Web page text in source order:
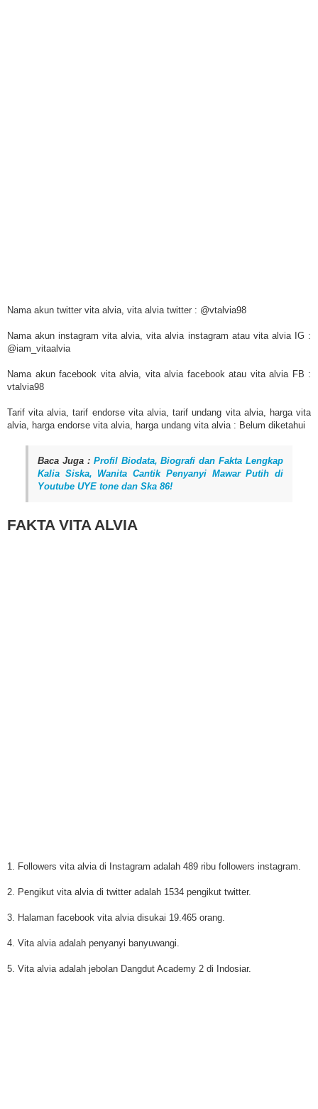
Nama akun twitter vita alvia, vita alvia twitter : @vtalvia98
Nama akun instagram vita alvia, vita alvia instagram atau vita alvia IG :
@iam_vitaalvia
Nama akun facebook vita alvia, vita alvia facebook atau vita alvia FB :
vtalvia98
Tarif vita alvia, tarif endorse vita alvia, tarif undang vita alvia, harga vita
alvia, harga endorse vita alvia, harga undang vita alvia : Belum diketahui
Baca Juga : Profil Biodata, Biografi dan Fakta Lengkap
Kalia Siska, Wanita Cantik Penyanyi Mawar Putih di
Youtube UYE tone dan Ska 86!
FAKTA VITA ALVIA
1. Followers vita alvia di Instagram adalah 489 ribu followers instagram.
2. Pengikut vita alvia di twitter adalah 1534 pengikut twitter.
3. Halaman facebook vita alvia disukai 19.465 orang.
4. Vita alvia adalah penyanyi banyuwangi.
5. Vita alvia adalah jebolan Dangdut Academy 2 di Indosiar.